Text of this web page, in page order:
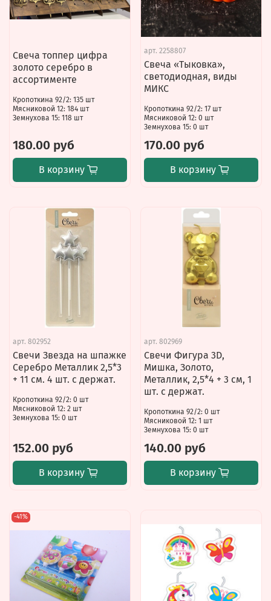
Свеча топпер цифра
золото серебро в
ассортименте
Кропоткина 92/2: 135 шт
Мясниковой 12: 184 шт
Земнухова 15: 118 шт
180.00 руб
В корзину
арт. 2258807
Свеча «Тыковка»,
светодиодная, виды
МИКС
Кропоткина 92/2: 17 шт
Мясниковой 12: 0 шт
Земнухова 15: 0 шт
170.00 руб
В корзину
арт. 802952
Свечи Звезда на шпажке
Серебро Металлик 2,5*3
+ 11 см. 4 шт. с держат.
Кропоткина 92/2: 0 шт
Мясниковой 12: 2 шт
Земнухова 15: 0 шт
152.00 руб
В корзину
арт. 802969
Свечи Фигура 3D,
Мишка, Золото,
Металлик, 2,5*4 + 3 см, 1
шт. с держат.
Кропоткина 92/2: 0 шт
Мясниковой 12: 1 шт
Земнухова 15: 0 шт
140.00 руб
В корзину
-41%